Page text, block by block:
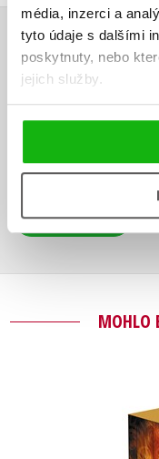
média, inzerci a
tyto údaje s dalšími
poskytnuty, nebo
jejich služby.
HODNOCENÍ
Uživatelskou recenzi
Přihlásit
MOHLO